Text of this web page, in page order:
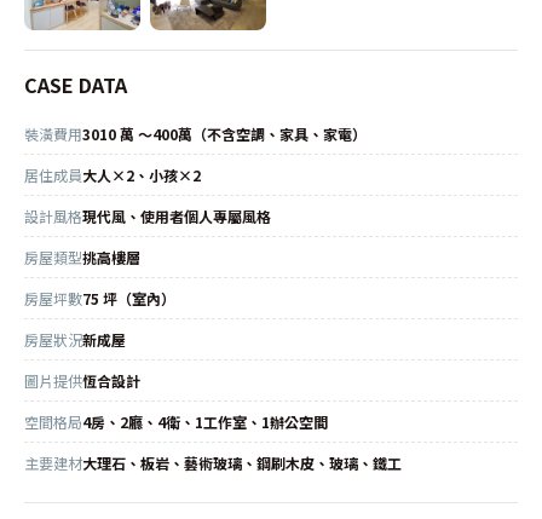
CASE DATA
裝潢費用3010 萬 ～400萬（不含空調、家具、家電）
居住成員大人×2、小孩×2
設計風格現代風、使用者個人專屬風格
房屋類型挑高樓層
房屋坪數75 坪（室內）
房屋狀況新成屋
圖片提供恆合設計
空間格局4房、2廳、4衛、1工作室、1辦公空間
主要建材大理石、板岩、藝術玻璃、鋼刷木皮、玻璃、鐵工